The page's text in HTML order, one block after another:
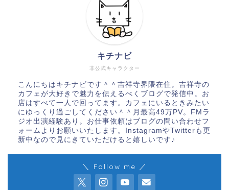
非公式キャラクター
キチナビ
こんにちはキチナビです＾＾吉祥寺界隈在住。吉祥寺の
カフェが大好きで魅力を伝えるべくブログで発信中。お
店はすべて一人で回ってます。カフェにいるときみたい
にゆっくり過ごしてください＾＾月最高49万PV。FMラ
ジオ出演経験あり。お仕事依頼はブログの問い合わせフ
ォームよりお願いいたします。InstagramやTwitterも更
新中なので見にきていただけると嬉しいです♪
＼ Follow me ／